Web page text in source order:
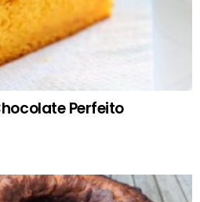
Perfeito